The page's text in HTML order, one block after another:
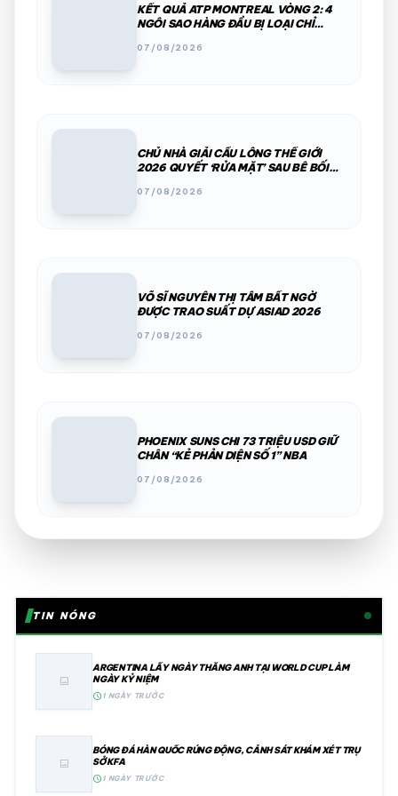
KẾT QUẢ ATP MONTREAL VÒNG 2: 4
NGÔI SAO HÀNG ĐẦU BỊ LOẠI CHỈ
07/08/2026
CHỦ NHÀ GIẢI CẦU LÔNG THẾ GIỚI
2026 QUYẾT ‘RỬA MẶT’ SAU BÊ BỐI
07/08/2026
VÕ SĨ NGUYỄN THỊ TÂM BẤT NGỜ
ĐƯỢC TRAO SUẤT DỰ ASIAD 2026
07/08/2026
PHOENIX SUNS CHI 73 TRIỆU USD GIỮ
CHÂN “KẺ PHẢN DIỆN SỐ 1” NBA
07/08/2026
TIN NÓNG
image
ARGENTINA LẤY NGÀY THẮNG ANH TẠI WORLD CUP LÀM
NGÀY KỶ NIỆM
schedule1 NGÀY TRƯỚC
image
BÓNG ĐÁ HÀN QUỐC RÚNG ĐỘNG, CẢNH SÁT KHÁM XÉT TRỤ
SỞ KFA
schedule1 NGÀY TRƯỚC